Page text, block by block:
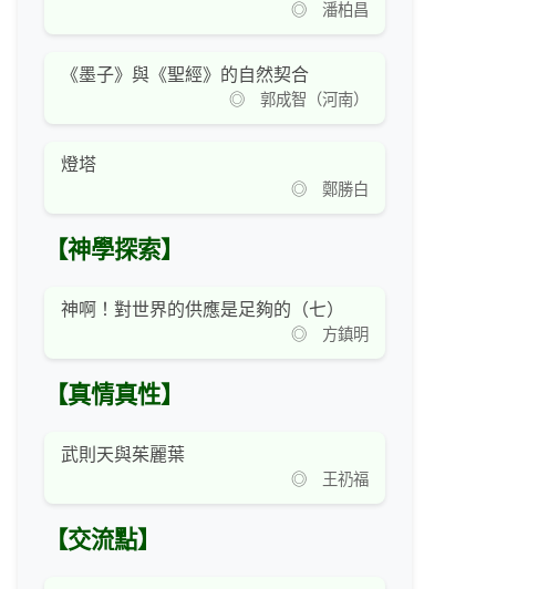
◎ 潘柏昌
《墨子》與《聖經》的自然契合
◎ 郭成智（河南）
燈塔
◎ 鄭勝白
【神學探索】
神啊！對世界的供應是足夠的（七）
◎ 方鎮明
【真情真性】
武則天與茱麗葉
◎ 王礽福
【交流點】